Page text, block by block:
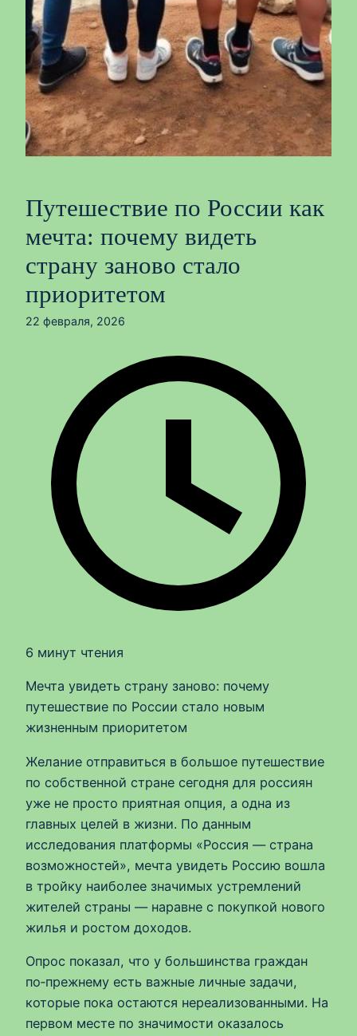
Путешествие по России как
мечта: почему видеть
страну заново стало
приоритетом
22 февраля, 2026
6 минут чтения
Мечта увидеть страну заново: почему
путешествие по России стало новым
жизненным приоритетом
Желание отправиться в большое путешествие
по собственной стране сегодня для россиян
уже не просто приятная опция, а одна из
главных целей в жизни. По данным
исследования платформы «Россия — страна
возможностей», мечта увидеть Россию вошла
в тройку наиболее значимых устремлений
жителей страны — наравне с покупкой нового
жилья и ростом доходов.
Опрос показал, что у большинства граждан
по‑прежнему есть важные личные задачи,
которые пока остаются нереализованными. На
первом месте по значимости оказалось